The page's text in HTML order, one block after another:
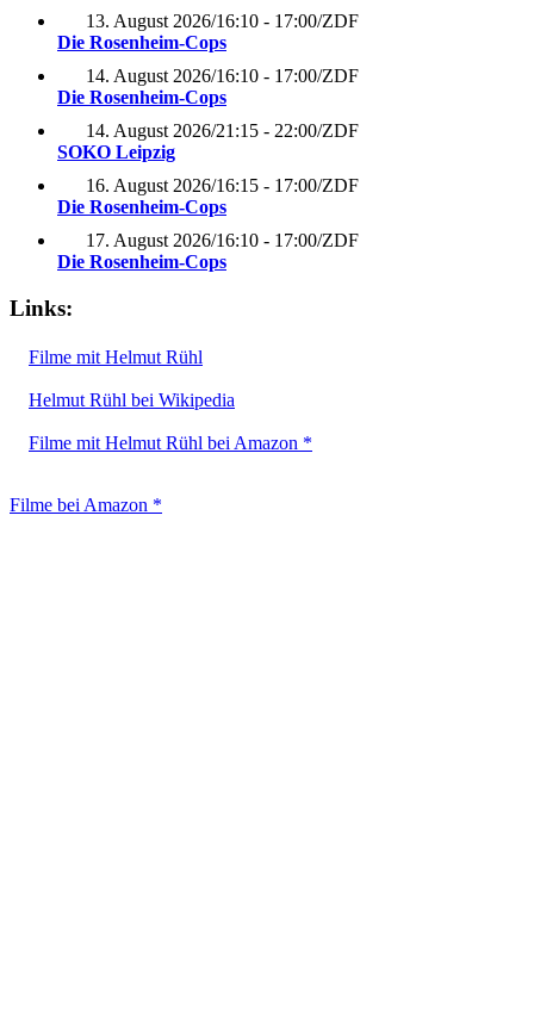
13. August 2026/16:10 - 17:00/ZDF
Die Rosenheim-Cops
14. August 2026/16:10 - 17:00/ZDF
Die Rosenheim-Cops
14. August 2026/21:15 - 22:00/ZDF
SOKO Leipzig
16. August 2026/16:15 - 17:00/ZDF
Die Rosenheim-Cops
17. August 2026/16:10 - 17:00/ZDF
Die Rosenheim-Cops
Links:
Filme mit Helmut Rühl
Helmut Rühl bei Wikipedia
Filme mit Helmut Rühl bei Amazon *
Filme bei Amazon *